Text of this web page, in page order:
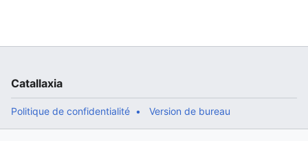
Catallaxia
Politique de confidentialité Version de bureau